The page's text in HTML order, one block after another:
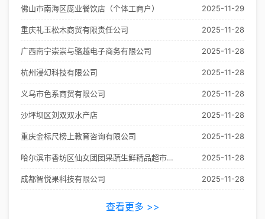
佛山市南海区庞业餐饮店（个体工商户） 2025-11-29
重庆礼玉松木商贸有限责任公司 2025-11-28
广西南宁崇崇与骆越电子商务有限公司 2025-11-28
杭州浸幻科技有限公司 2025-11-28
义乌市色系商贸有限公司 2025-11-28
沙坪坝区刘双双水产店 2025-11-28
重庆金标尺榜上教育咨询有限公司 2025-11-28
哈尔滨市香坊区仙女团团果蔬生鲜精品超市（个体工商户） 2025-11-28
成都智悦果科技有限公司 2025-11-28
查看更多 >>